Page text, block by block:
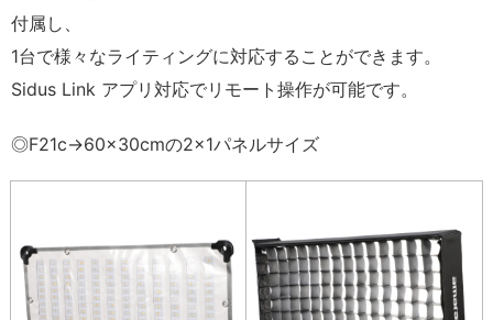
付属し、
1台で様々なライティングに対応することができます。
Sidus Link アプリ対応でリモート操作が可能です。
◎F21c→60×30cmの2×1パネルサイズ